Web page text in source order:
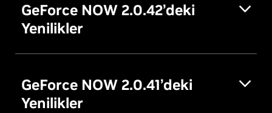
GeForce NOW 2.0.42’deki
Yenilikler
GeForce NOW 2.0.41’deki
Yenilikler